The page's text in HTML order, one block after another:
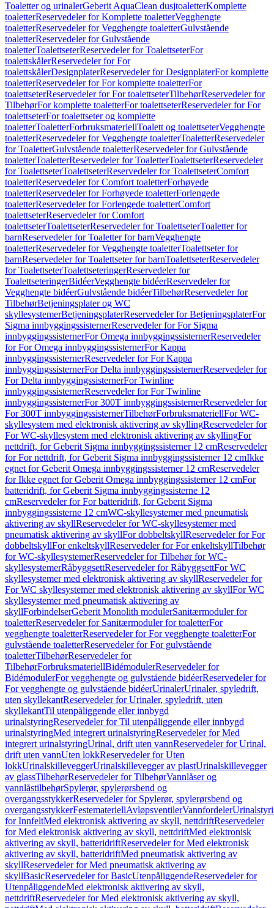
Toaletter og urinalerGeberit AquaClean dusjtoaletterKomplette
toaletterReservedeler for Komplette toaletterVegghengte
toaletterReservedeler for Vegghengte toaletterGulvstående
toaletterReservedeler for Gulvstående
toaletterToalettseterReservedeler for ToalettseterFor
toalettskålerReservedeler for For
toalettskålerDesignplaterReservedeler for DesignplaterFor komplette
toaletterReservedeler for For komplette toaletterFor
toalettseterReservedeler for For toalettseterTilbehørReservedeler for
TilbehørFor komplette toaletterFor toalettseterReservedeler for For
toalettseterFor toalettseter og komplette
toaletterToaletterForbruksmateriellToalett og toalettseterVegghengte
toaletterReservedeler for Vegghengte toaletterToaletterReservedeler
for ToaletterGulvstående toaletterReservedeler for Gulvstående
toaletterToaletterReservedeler for ToaletterToalettseterReservedeler
for ToalettseterToalettseterReservedeler for ToalettseterComfort
toaletterReservedeler for Comfort toaletterForhøyede
toaletterReservedeler for Forhøyede toaletterForlengede
toaletterReservedeler for Forlengede toaletterComfort
toalettseterReservedeler for Comfort
toalettseterToalettseterReservedeler for ToalettseterToaletter for
barnReservedeler for Toaletter for barnVegghengte
toaletterReservedeler for Vegghengte toaletterToalettseter for
barnReservedeler for Toalettseter for barnToalettseterReservedeler
for ToalettseterToalettseteringerReservedeler for
ToalettseteringerBidéerVegghengte bidéerReservedeler for
Vegghengte bidéerGulvstående bidéerTilbehørReservedeler for
TilbehørBetjeningsplater og WC
skyllesystemerBetjeningsplaterReservedeler for BetjeningsplaterFor
Sigma innbyggingssisternerReservedeler for For Sigma
innbyggingssisternerFor Omega innbyggingssisternerReservedeler
for For Omega innbyggingssisternerFor Kappa
innbyggingssisternerReservedeler for For Kappa
innbyggingssisternerFor Delta innbyggingssisternerReservedeler for
For Delta innbyggingssisternerFor Twinline
innbyggingssisternerReservedeler for For Twinline
innbyggingssisternerFor 300T innbyggingssisternerReservedeler for
For 300T innbyggingssisternerTilbehørForbruksmateriellFor WC-
skyllesystem med elektronisk aktivering av skyllingReservedeler for
For WC-skyllesystem med elektronisk aktivering av skyllingFor
nettdrift, for Geberit Sigma innbyggingssisterner 12 cmReservedeler
for For nettdrift, for Geberit Sigma innbyggingssisterner 12 cmIkke
egnet for Geberit Omega innbyggingssisterner 12 cmReservedeler
for Ikke egnet for Geberit Omega innbyggingssisterner 12 cmFor
batteridrift, for Geberit Sigma innbyggingssisterne 12
cmReservedeler for For batteridrift, for Geberit Sigma
innbyggingssisterne 12 cmWC-skyllesystemer med pneumatisk
aktivering av skyllReservedeler for WC-skyllesystemer med
pneumatisk aktivering av skyllFor dobbeltskyllReservedeler for For
dobbeltskyllFor enkeltskyllReservedeler for For enkeltskyllTilbehør
for WC-skyllesystemerReservedeler for Tilbehør for WC-
skyllesystemerRåbyggsettReservedeler for RåbyggsettFor WC
skyllesystemer med elektronisk aktivering av skyllReservedeler for
For WC skyllesystemer med elektronisk aktivering av skyllFor WC
skyllesystemer med pneumatisk aktivering av
skyllForbindelserGeberit Monolith modulerSanitærmoduler for
toaletterReservedeler for Sanitærmoduler for toaletterFor
vegghengte toaletterReservedeler for For vegghengte toaletterFor
gulvstående toaletterReservedeler for For gulvstående
toaletterTilbehørReservedeler for
TilbehørForbruksmateriellBidémodulerReservedeler for
BidémodulerFor vegghengte og gulvstående bidéerReservedeler for
For vegghengte og gulvstående bidéerUrinalerUrinaler, spyledrift,
uten skyllekantReservedeler for Urinaler, spyledrift, uten
skyllekantTil utenpåliggende eller innbygd
urinalstyringReservedeler for Til utenpåliggende eller innbygd
urinalstyringMed integrert urinalstyringReservedeler for Med
integrert urinalstyringUrinal, drift uten vannReservedeler for Urinal,
drift uten vannUten lokkReservedeler for Uten
lokkUrinalskilleveggerUrinalskillevegger av plastUrinalskillevegger
av glassTilbehørReservedeler for TilbehørVannlåser og
vannlåstilbehørSpylerør, spylerørsbend og
overgangsstykkerReservedeler for Spylerør, spylerørsbend og
overgangsstykkerFestemateriellAvløpsventilerVannfordeler
for InnfeltMed elektronisk aktivering av skyll, nettdriftReservedeler
for Med elektronisk aktivering av skyll, nettdriftMed elektronisk
aktivering av skyll, batteridriftReservedeler for Med elektronisk
aktivering av skyll, batteridriftMed pneumatisk aktivering av
skyllReservedeler for Med pneumatisk aktivering av
skyllBasicReservedeler for BasicUtenpåliggendeReservedeler for
UtenpåliggendeMed elektronisk aktivering av skyll,
nettdriftReservedeler for Med elektronisk aktivering av skyll,